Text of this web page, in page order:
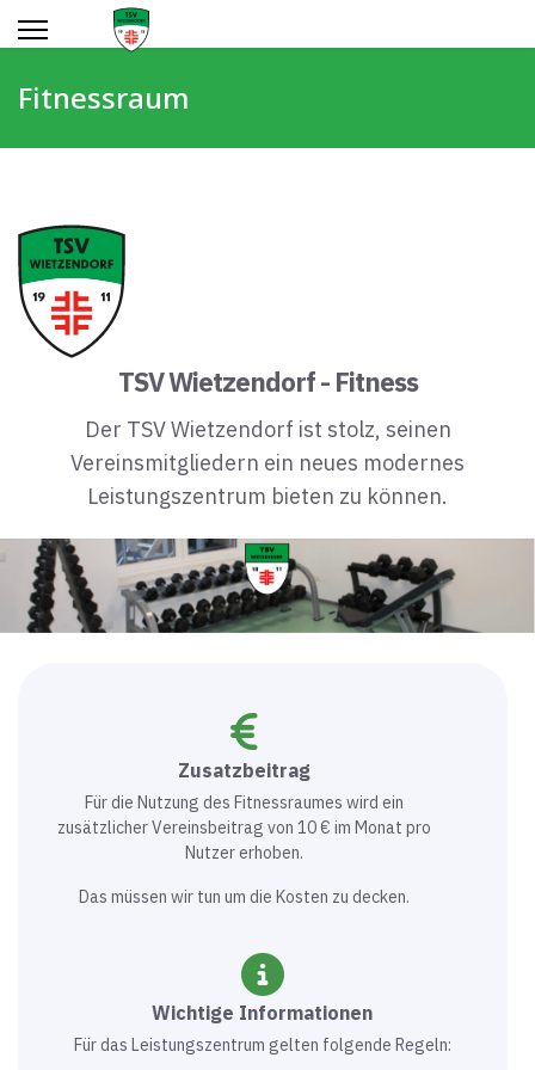
Fitnessraum
TSV Wietzendorf - Fitness
Der TSV Wietzendorf ist stolz, seinen
Vereinsmitgliedern ein neues modernes
Leistungszentrum bieten zu können.
Zusatzbeitrag
Für die Nutzung des Fitnessraumes wird ein
zusätzlicher Vereinsbeitrag von 10 € im Monat pro
Nutzer erhoben.
Das müssen wir tun um die Kosten zu decken.
Wichtige Informationen
Für das Leistungszentrum gelten folgende Regeln: